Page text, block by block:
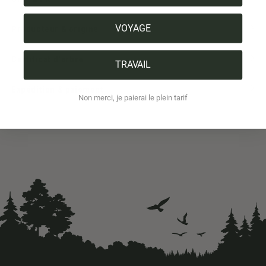
VOYAGE
TRAVAIL
Non merci, je paierai le plein tarif